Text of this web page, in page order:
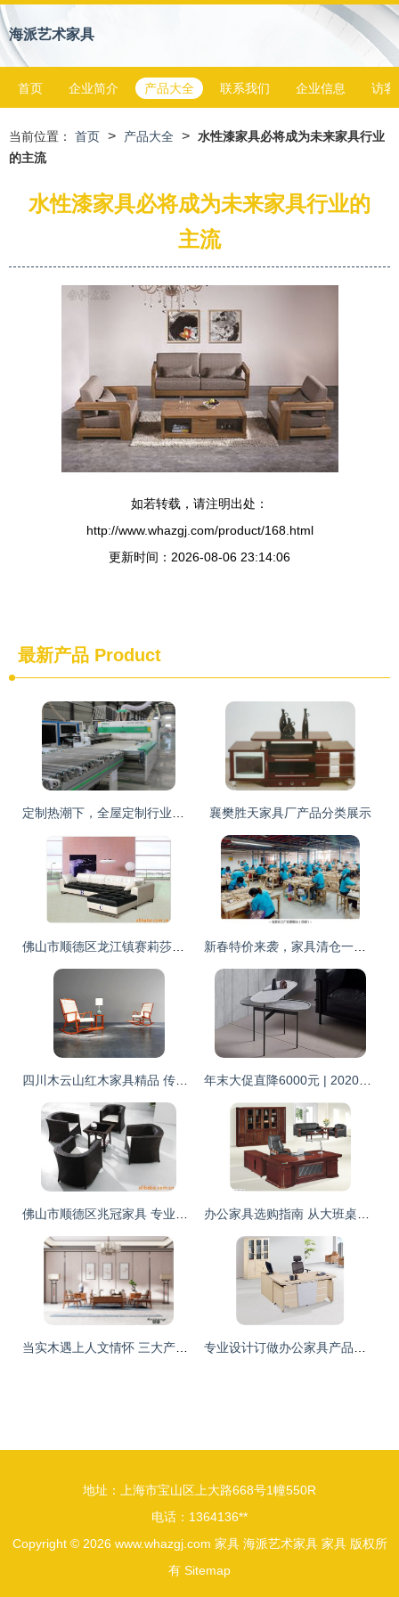
海派艺术家具
首页 企业简介 产品大全 联系我们 企业信息 访客
当前位置： 首页 > 产品大全 > 水性漆家具必将成为未来家具行业
的主流
水性漆家具必将成为未来家具行业的
主流
如若转载，请注明出处：
http://www.whazgj.com/product/168.html
更新时间：2026-08-06 23:14:06
最新产品 Product
襄樊胜天家具厂产品分类展示
地址：上海市宝山区上大路668号1幢550R
电话：1364136**
Copyright © 2026 www.whazgj.com 家具 海派艺术家具 家具版权所
有 Sitemap